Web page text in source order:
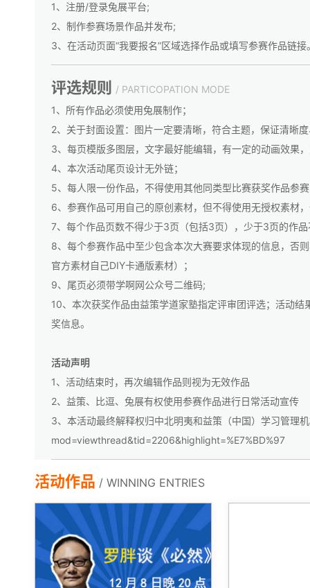
1、注册/登录兔展平台;
2、制作参赛场景作品并发布;
3、在活动页面“我要报名”区域选择作品或填写参赛作品链接
评选规则
/ PARTICOPATION MODE
1、所有作品必须使用兔展制作；
2、关于封面设置：图片一定要清晰，符合主题，保证清晰
3、每页模版多图层，文字最好能编辑，有一定的动画效果
4、本次活动尾页设计无外链；
5、每人限一份作品，不得使用其他同类型比赛获奖作品参
6、参赛作品可用自己的原创素材，但不得使用无授权素材
7、每个作品页数不得少于3页（包括3页），少于3页的作
8、每个参赛作品中至少包含本次大赛要求体现的信息，否
官方素材自己DIY卡通版素材）；
9、尾页必须带学啊网公众号二维码;
10、本次获奖作品由益策学道家塾指定评审团评选；活动
奖信息。
活动声明
1、活动结束时，再次编辑作品则视为无效作品
2、益策、比逗、兔展有权使用参赛作品进行日常活动宣传
3、本活动最终解释权归中北明夷和益策（中国）学习管
mod=viewthread&tid=2206&highlight=%E7%BD%97
活动作品 / WINNING ENTRIES